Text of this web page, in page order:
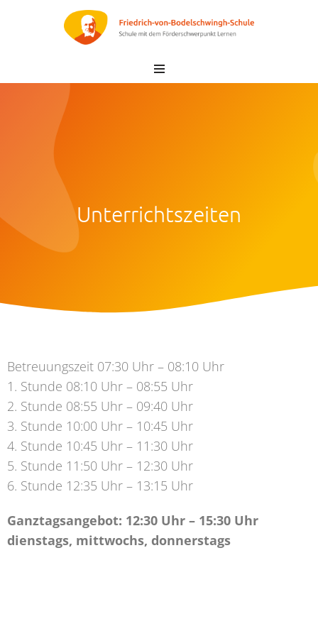
Unterrichtszeiten
Betreuungszeit 07:30 Uhr – 08:10 Uhr
1. Stunde 08:10 Uhr – 08:55 Uhr
2. Stunde 08:55 Uhr – 09:40 Uhr
3. Stunde 10:00 Uhr – 10:45 Uhr
4. Stunde 10:45 Uhr – 11:30 Uhr
5. Stunde 11:50 Uhr – 12:30 Uhr
6. Stunde 12:35 Uhr – 13:15 Uhr
Ganztagsangebot: 12:30 Uhr – 15:30 Uhr
dienstags, mittwochs, donnerstags